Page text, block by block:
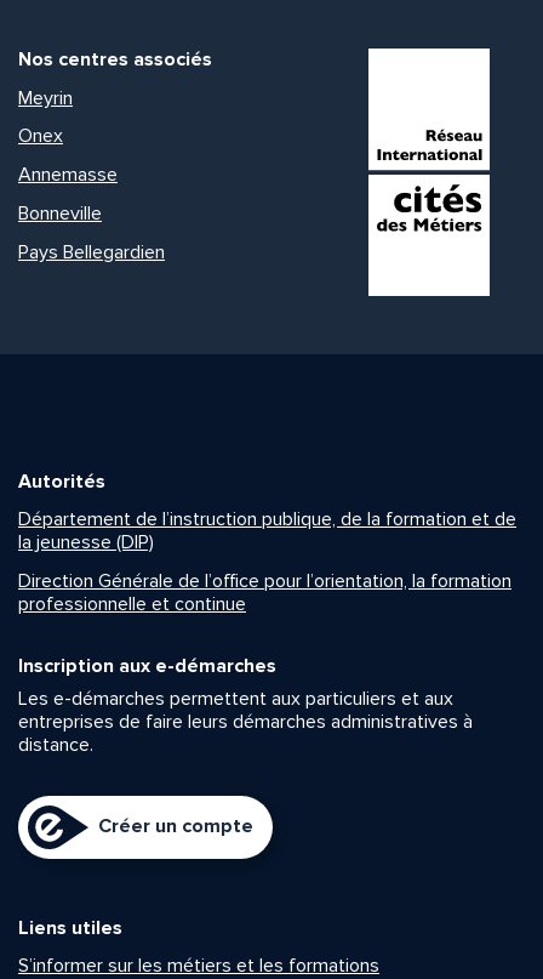
Nos centres associés
Meyrin
Onex
Annemasse
Bonneville
Pays Bellegardien
Autorités
Département de l’instruction publique, de la formation et de
la jeunesse (DIP)
Direction Générale de l’office pour l’orientation, la formation
professionnelle et continue
Inscription aux e-démarches
Les e-démarches permettent aux particuliers et aux
entreprises de faire leurs démarches administratives à
distance.
Créer un compte
Liens utiles
S’informer sur les métiers et les formations